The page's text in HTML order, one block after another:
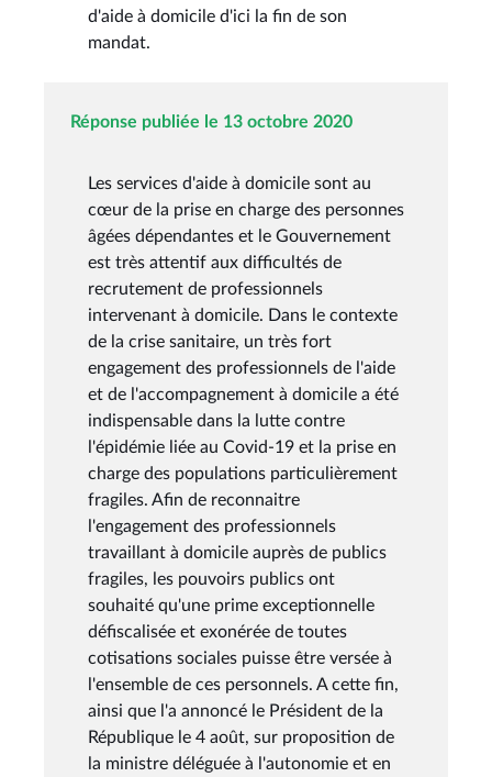
d'aide à domicile d'ici la fin de son
mandat.
Réponse publiée le 13 octobre 2020
Les services d'aide à domicile sont au
cœur de la prise en charge des personnes
âgées dépendantes et le Gouvernement
est très attentif aux difficultés de
recrutement de professionnels
intervenant à domicile. Dans le contexte
de la crise sanitaire, un très fort
engagement des professionnels de l'aide
et de l'accompagnement à domicile a été
indispensable dans la lutte contre
l'épidémie liée au Covid-19 et la prise en
charge des populations particulièrement
fragiles. Afin de reconnaitre
l'engagement des professionnels
travaillant à domicile auprès de publics
fragiles, les pouvoirs publics ont
souhaité qu'une prime exceptionnelle
défiscalisée et exonérée de toutes
cotisations sociales puisse être versée à
l'ensemble de ces personnels. A cette fin,
ainsi que l'a annoncé le Président de la
République le 4 août, sur proposition de
la ministre déléguée à l'autonomie et en